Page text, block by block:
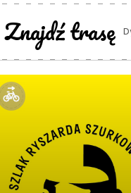
Znajdź trasę